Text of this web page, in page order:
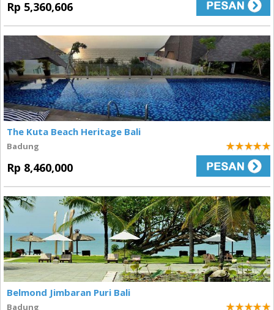
Rp 5,360,606
The Kuta Beach Heritage Bali
Badung
Rp 8,460,000
5
Belmond Jimbaran Puri Bali
Badung